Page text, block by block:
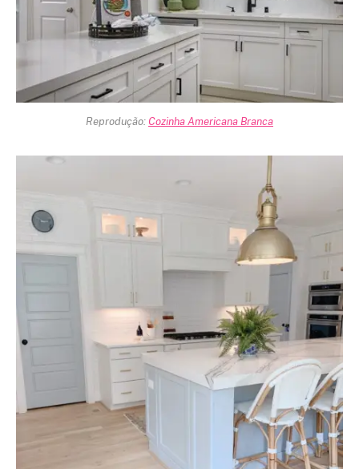
Reprodução: Cozinha Americana Branca